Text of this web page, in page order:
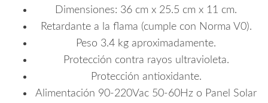
Dimensiones: 36 cm x 25.5 cm x 11 cm.
Retardante a la flama (cumple con Norma V0).
Peso 3.4 kg aproximadamente.
Protección contra rayos ultravioleta.
Protección antioxidante.
Alimentación 90-220Vac 50-60Hz o Panel Solar